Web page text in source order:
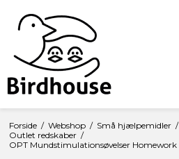
Forside / Webshop / Små hjælpemidler /
Outlet redskaber /
OPT Mundstimulationsøvelser Homework